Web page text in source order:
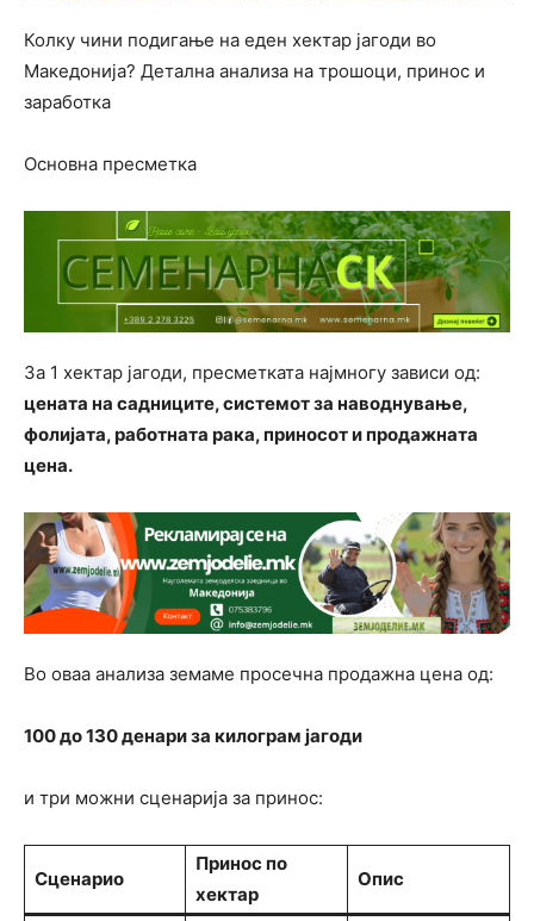
Колку чини подигање на еден хектар јагоди во
Македонија? Детална анализа на трошоци, принос и
заработка
Основна пресметка
За 1 хектар јагоди, пресметката најмногу зависи од:
цената на садниците, системот за наводнување,
фолијата, работната рака, приносот и продажната
цена.
Во оваа анализа земаме просечна продажна цена од:
100 до 130 денари за килограм јагоди
и три можни сценарија за принос:
Сценарио
Принос по
хектар
Опис